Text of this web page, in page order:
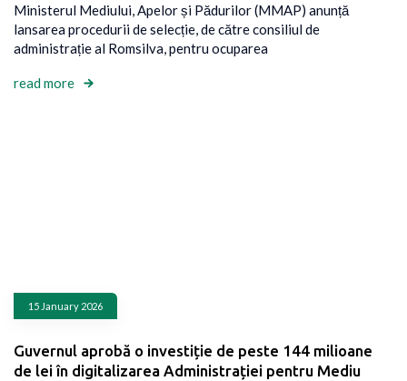
Ministerul Mediului, Apelor și Pădurilor (MMAP) anunță
lansarea procedurii de selecție, de către consiliul de
administrație al Romsilva, pentru ocuparea
read more
15 January 2026
Guvernul aprobă o investiție de peste 144 milioane
de lei în digitalizarea Administrației pentru Mediu